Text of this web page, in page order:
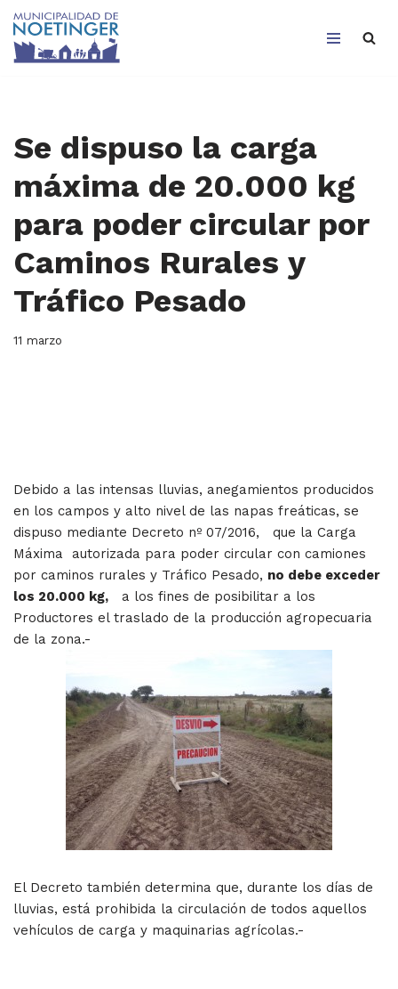
Saltar
Se dispuso la carga
máxima de 20.000 kg
para poder circular por
Caminos Rurales y
Tráfico Pesado
11 marzo
Debido a las intensas lluvias, anegamientos producidos
en los campos y alto nivel de las napas freáticas, se
dispuso mediante Decreto nº 07/2016, que la Carga
Máxima autorizada para poder circular con camiones
por caminos rurales y Tráfico Pesado, no debe exceder
los 20.000 kg, a los fines de posibilitar a los
Productores el traslado de la producción agropecuaria
de la zona.-
El Decreto también determina que, durante los días de
lluvias, está prohibida la circulación de todos aquellos
vehículos de carga y maquinarias agrícolas.-